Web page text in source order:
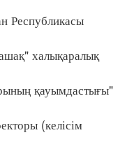
халықаралық
(келісім